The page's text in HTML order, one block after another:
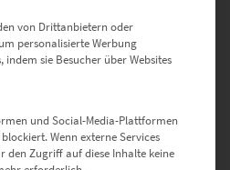
von Drittanbietern oder
personalisierte Werbung
indem sie Besucher über Websites
und Social-Media-Plattformen
Wenn externe Services
den Zugriff auf diese Inhalte keine